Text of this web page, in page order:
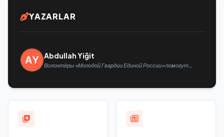
YAZARLAR
Abdullah Yiğit
Волонтёры «Молодой Гвардии Единой России» помогут